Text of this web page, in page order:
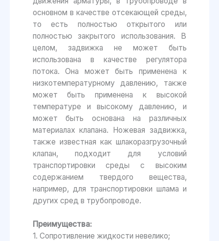
основном в качестве отсекающей среды,
то есть полностью открытого или
полностью закрытого использования. В
целом, задвижка не может быть
использована в качестве регулятора
потока. Она может быть применена к
низкотемпературному давлению, также
может быть применена к высокой
температуре и высокому давлению, и
может быть основана на различных
материалах клапана. Ножевая задвижка,
также известная как шлакоразгрузочный
клапан, подходит для условий
транспортировки среды с высоким
содержанием твердого вещества,
например, для транспортировки шлама и
других сред в трубопроводе.
Преимущества:
1. Сопротивление жидкости невелико;